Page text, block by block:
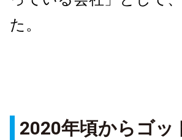
た。
2020年頃からゴ